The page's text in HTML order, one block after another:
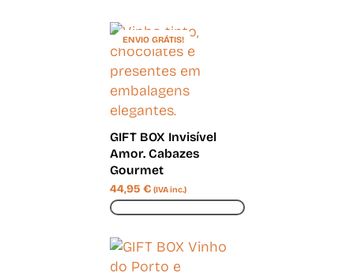
ENVIO GRÁTIS!
GIFT BOX Invisível
Amor. Cabazes
Gourmet
44,95 € (IVA inc.)
ADICIONAR